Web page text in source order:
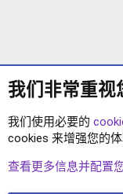
我们非常重视
我们使用必要的
cookies 来增强您的体
查看更多信息并配置